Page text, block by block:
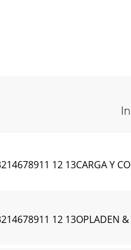
12 13CARGA Y
12 13OPLADEN